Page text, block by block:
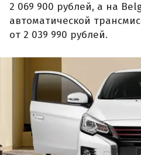
2 069 900 рублей, а на
автоматической
от 2 039 990 рублей.